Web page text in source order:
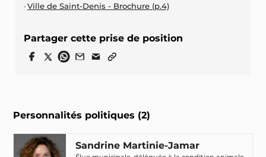
Personnalités politiques (2)
Sandrine Martinie-Jamar
Ville de Saint-Denis - Brochure (p.4)
Partager cette prise de position